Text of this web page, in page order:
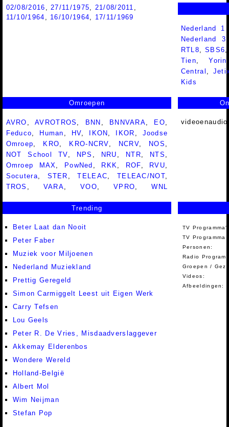
02/08/2016 ,27/11/1975, 21/08/2011 ,
11/10/1964 , 16/10/1964, 17/11/1969
Nederland 1
Nederland
RTL8 ,SBS6
Tien ,Yorin
Central
Kids
Omroepen
AVRO ,AVROTROS , BNN , BNNVARA, EO,
Feduco, Human , HV, IKON , IKOR , Joodse
Omroep, KRO, KRO-NCRV, NCRV, NOS ,
NOT School TV, NPS , NRU , NTR, NTS ,
Omroep MAX, PowNed , RKK, ROF, RVU,
Socutera, STER ,TELEAC, TELEAC/NOT,
TROS , VARA,VOO,VPRO,WNL
Trending
Beter Laat dan Nooit
Peter Faber
Muziek voor Miljoenen
Nederland Muziekland
Prettig Geregeld
Simon Carmiggelt Leest uit Eigen Werk
Carry Tefsen
Lou Geels
Peter R. De Vries, Misdaadverslaggever
Akkemay Elderenbos
Wondere Wereld
Holland-België
Albert Mol
Wim Neijman
Stefan Pop
TV
TV Programma
Personen:
Radio
Groepen /
Videos:
Afbeeldingen: